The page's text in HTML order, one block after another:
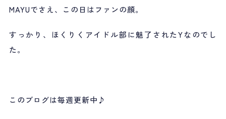
MAYUでさえ、この日はファンの顔。
すっかり、ほくりくアイドル部に魅了されたYなのでし
た。
このブログは毎週更新中♪